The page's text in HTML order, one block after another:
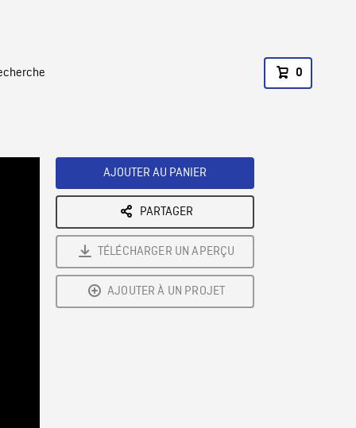
0
AJOUTER AU PANIER
PARTAGER
TÉLÉCHARGER UN APERÇU
AJOUTER À UN PROJET